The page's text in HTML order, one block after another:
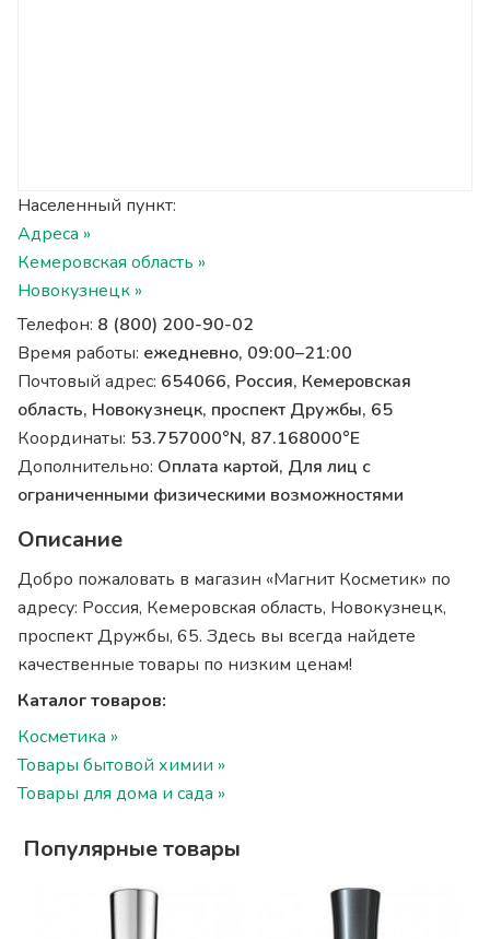
Населенный пункт:
Адреса »
Кемеровская область »
Новокузнецк »
Телефон: 8 (800) 200-90-02
Время работы: ежедневно, 09:00–21:00
Почтовый адрес: 654066, Россия, Кемеровская
область, Новокузнецк, проспект Дружбы, 65
Координаты: 53.757000°N, 87.168000°E
Дополнительно: Оплата картой, Для лиц с
ограниченными физическими возможностями
Описание
Добро пожаловать в магазин «Магнит Косметик» по
адресу: Россия, Кемеровская область, Новокузнецк,
проспект Дружбы, 65. Здесь вы всегда найдете
качественные товары по низким ценам!
Каталог товаров:
Косметика »
Товары бытовой химии »
Товары для дома и сада »
Популярные товары